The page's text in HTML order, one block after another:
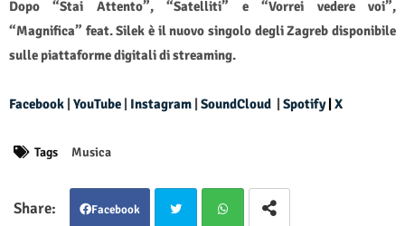
Dopo “Stai Attento”, “Satelliti” e“Vorrei vedere voi”,
“Magnifica” feat. Silek è il nuovo singolo degli Zagreb disponibile
sulle piattaforme digitali di streaming.
Facebook YouTube Instagram SoundCloud Spotify X
Tags Musica
Facebook